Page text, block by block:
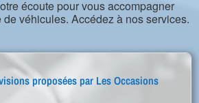
écoute pour vous accompagner
véhicules. Accédez à nos services.
proposées par Les Occasions